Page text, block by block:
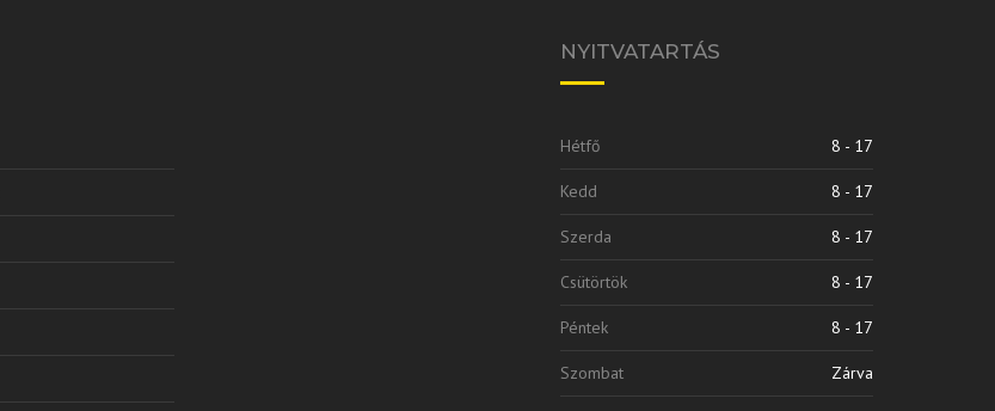
NYITVATARTÁS
Hétfő 8 - 17
Kedd 8 - 17
Szerda 8 - 17
Csütörtök 8 - 17
Péntek 8 - 17
Szombat Zárva